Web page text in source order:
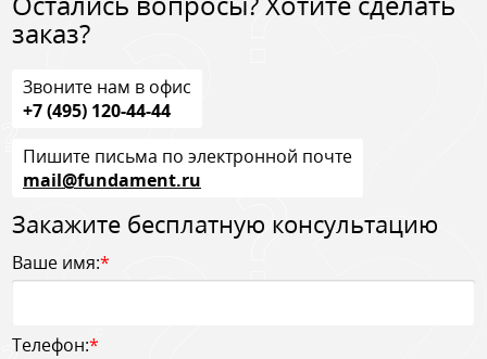
заказ?
Звоните нам в офис
+7 (495) 120-44-44
Пишите письма по электронной почте
mail@fundament.ru
Закажите бесплатную консультацию
Ваше имя:*
Телефон:*